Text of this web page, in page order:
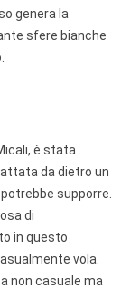
genera la
sfere bianche
è stata
da dietro un
supporre.
di
in questo
vola.
non casuale ma